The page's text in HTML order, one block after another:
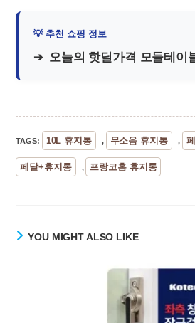
오늘의 핫딜가격 모듈테이
TAGS: 10L 휴지통 , 무소음 휴지통 ,
페달+휴지통 , 프랑코홈 휴지통
YOU MIGHT ALSO LIKE